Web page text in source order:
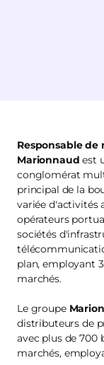
Responsable de
Marionnaudest
conglomérat
principal de la
variée d'activités
opérateurs
sociétés
plan, employant
marchés.
Le groupe
distributeurs de
avec plus de 700
marchés,